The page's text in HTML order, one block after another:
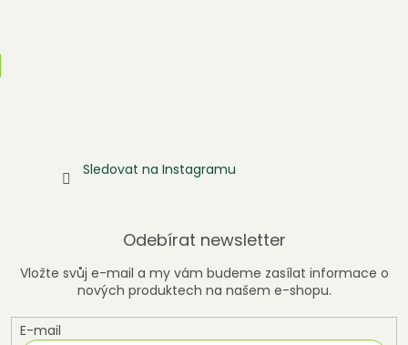
Sledovat na Instagramu
Odebírat newsletter
Vložte svůj e-mail a my vám budeme zasílat informace o
nových produktech na našem e-shopu.
E-mail